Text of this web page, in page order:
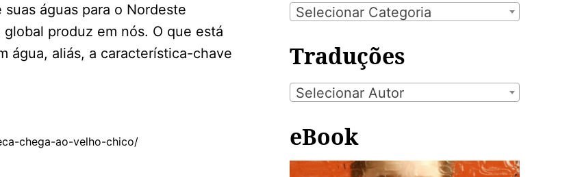
águas para o Nordeste
produz em nós. O que está
água, aliás, a característica-chave
chega-ao-velho-chico/
Selecionar Categoria
Traduções
Selecionar Autor
eBook